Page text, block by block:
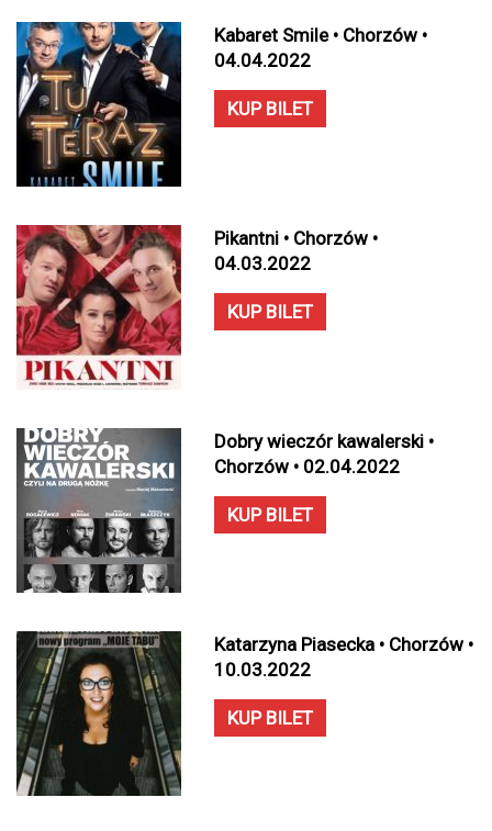
Kabaret Smile • Chorzów •
04.04.2022
KUP BILET
Pikantni • Chorzów •
04.03.2022
KUP BILET
Dobry wieczór kawalerski •
Chorzów • 02.04.2022
KUP BILET
Katarzyna Piasecka • Chorzów •
10.03.2022
KUP BILET